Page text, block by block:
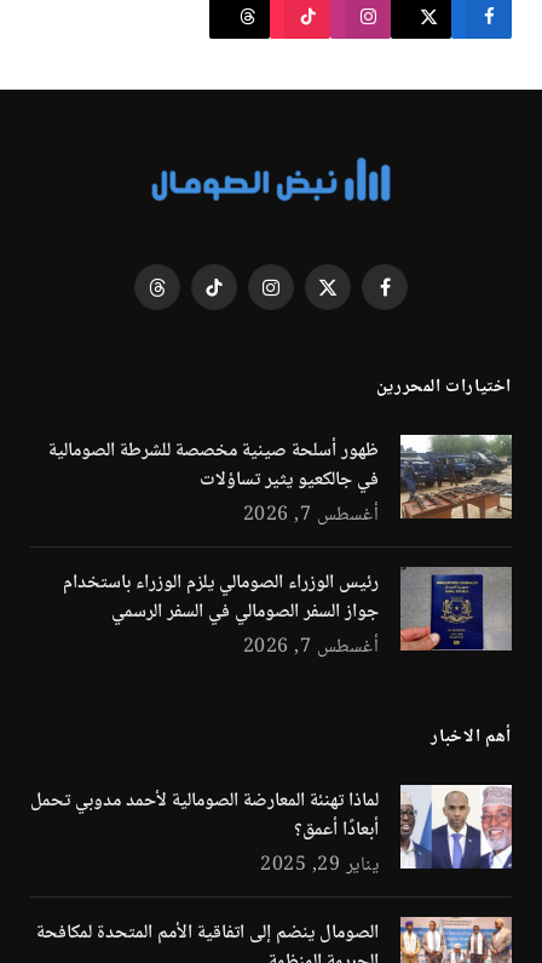
فيسبوك X
الانستغرامتيكتوك Threads
اختيارات المحررين
ظهور أسلحة صينية مخصصة للشرطة الصومالية
في جالكعيو يثير تساؤلات
أغسطس 7, 2026
رئيس الوزراء الصومالي يلزم الوزراء باستخدام
جواز السفر الصومالي في السفر الرسمي
أغسطس 7, 2026
أهم الاخبار
لماذا تهنئة المعارضة الصومالية لأحمد مدوبي تحمل
أبعادًا أعمق؟
يناير 29, 2025
الصومال ينضم إلى اتفاقية الأمم المتحدة لمكافحة